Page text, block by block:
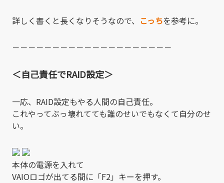
詳しく書くと長くなりそうなので、 こっちを参考に。
－－－－－－－－－－－－－－－－－－－－
＜自己責任でRAID設定＞
一応、RAID設定もやる人間の自己責任。
これやってぶっ壊れてても誰のせいでもなくて自分のせ
い。
本体の電源を入れて
VAIOロゴが出てる間に「F2」キーを押す。